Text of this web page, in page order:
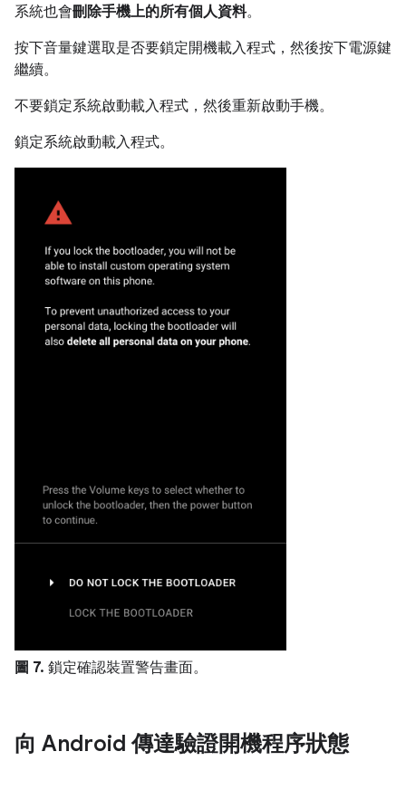
系統也會刪除手機上的所有個人資料。
按下音量鍵選取是否要鎖定開機載入程式，然後按下電源鍵
繼續。
不要鎖定系統啟動載入程式，然後重新啟動手機。
鎖定系統啟動載入程式。
圖 7. 鎖定確認裝置警告畫面。
向 Android 傳達驗證開機程序狀態